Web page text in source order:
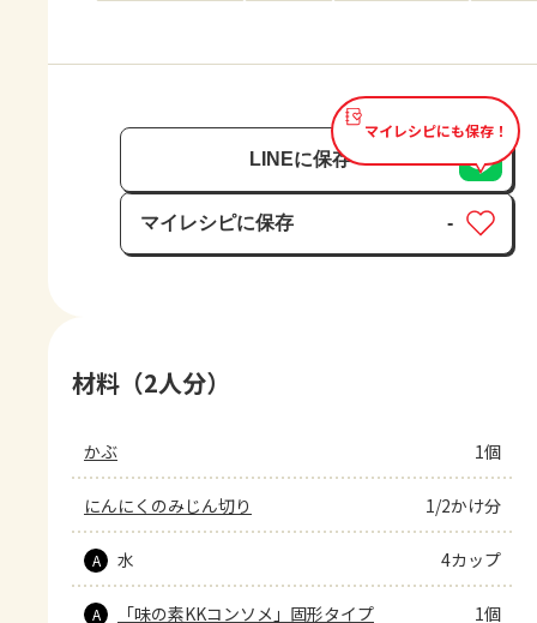
マイレシピにも保存！
LINEに保存
マイレシピに保存
保存済み
-
材料（2人分）
かぶ 1個
にんにくのみじん切り 1/2かけ分
A 水 4カップ
A 「味の素KKコンソメ」固形タイプ 1個